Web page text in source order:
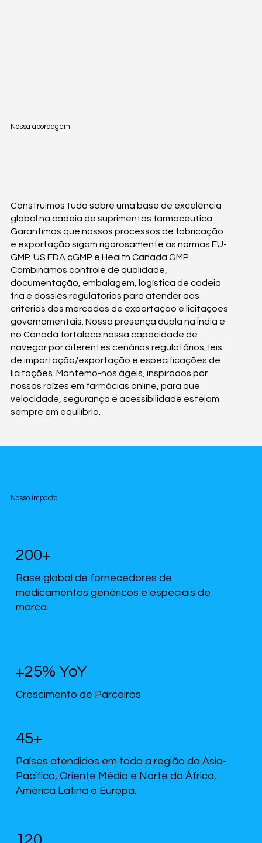
Nossa abordagem
Construímos tudo sobre uma base de excelência
global na cadeia de suprimentos farmacêutica.
Garantimos que nossos processos de fabricação
e exportação sigam rigorosamente as normas EU-
GMP, US FDA cGMP e Health Canada GMP.
Combinamos controle de qualidade,
documentação, embalagem, logística de cadeia
fria e dossiês regulatórios para atender aos
critérios dos mercados de exportação e licitações
governamentais. Nossa presença dupla na Índia e
no Canadá fortalece nossa capacidade de
navegar por diferentes cenários regulatórios, leis
de importação/exportação e especificações de
licitações. Mantemo-nos ágeis, inspirados por
nossas raízes em farmácias online, para que
velocidade, segurança e acessibilidade estejam
sempre em equilíbrio.
Nosso impacto
200+
Base global de fornecedores de
medicamentos genéricos e especiais de
marca.
+25% YoY
Crescimento de Parceiros
45+
Países atendidos em toda a região da Ásia-
Pacífico, Oriente Médio e Norte da África,
América Latina e Europa.
120